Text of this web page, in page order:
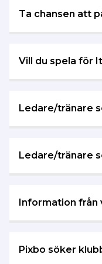
Ta chansen att
Vill du spela för
Ledare/tränare
Ledare/tränare
Information från
Pixbo söker